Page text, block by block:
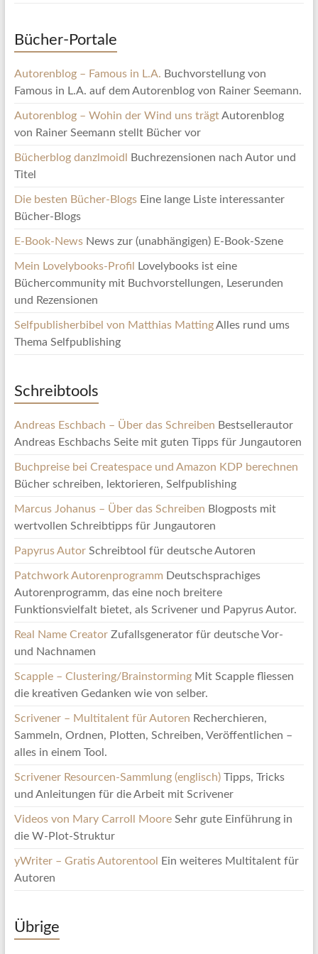
Bücher-Portale
Autorenblog – Famous in L.A. Buchvorstellung von
Famous in L.A. auf dem Autorenblog von Rainer Seemann.
Autorenblog – Wohin der Wind uns trägtAutorenblog
von Rainer Seemann stellt Bücher vor
Bücherblog danzlmoidl
Buchrezensionen nach Autor und
Titel
Die besten Bücher-BlogsEine lange Liste interessanter
Bücher-Blogs
E-Book-NewsNews zur (unabhängigen) E-Book-Szene
Mein Lovelybooks-Profil
Lovelybooks ist eine
Büchercommunity mit Buchvorstellungen, Leserunden
und Rezensionen
Selfpublisherbibel von Matthias MattingAlles rund ums
Thema Selfpublishing
Schreibtools
Andreas Eschbach – Über das Schreiben Bestsellerautor
Andreas Eschbachs Seite mit guten Tipps für Jungautoren
Buchpreise bei Createspace und Amazon KDP berechnen
Bücher schreiben, lektorieren, Selfpublishing
Marcus Johanus – Über das Schreiben Blogposts mit
wertvollen Schreibtipps für Jungautoren
Papyrus AutorSchreibtool für deutsche Autoren
Patchwork Autorenprogramm Deutschsprachiges
Autorenprogramm, das eine noch breitere
Funktionsvielfalt bietet, als Scrivener und Papyrus Autor.
Real Name CreatorZufallsgenerator für deutsche Vor-
und Nachnamen
Scapple – Clustering/BrainstormingMit Scapple fliessen
die kreativen Gedanken wie von selber.
Scrivener – Multitalent für Autoren Recherchieren,
Sammeln, Ordnen, Plotten, Schreiben, Veröffentlichen –
alles in einem Tool.
Scrivener Resourcen-Sammlung (englisch)Tipps, Tricks
und Anleitungen für die Arbeit mit Scrivener
Videos von Mary Carroll MooreSehr gute Einführung in
die W-Plot-Struktur
yWriter – Gratis Autorentool
Ein weiteres Multitalent für
Autoren
Übrige